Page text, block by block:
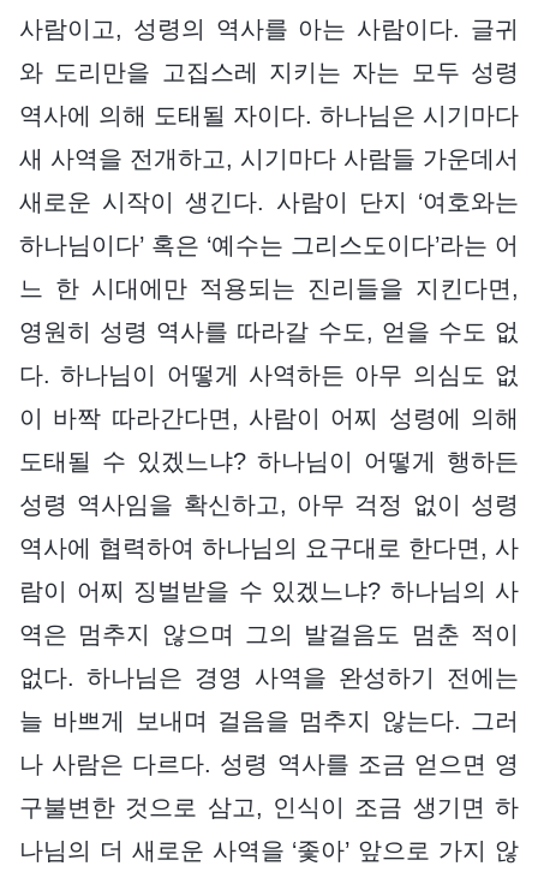
사람이고, 성령의 역사를 아는 사람이다. 글귀
와 도리만을 고집스레 지키는 자는 모두 성령
역사에 의해 도태될 자이다. 하나님은 시기마다
새 사역을 전개하고, 시기마다 사람들 가운데서
새로운 시작이 생긴다. 사람이 단지 ‘여호와는
하나님이다’ 혹은 ‘예수는 그리스도이다’라는 어
느 한 시대에만 적용되는 진리들을 지킨다면,
영원히 성령 역사를 따라갈 수도, 얻을 수도 없
다. 하나님이 어떻게 사역하든 아무 의심도 없
이 바짝 따라간다면, 사람이 어찌 성령에 의해
도태될 수 있겠느냐? 하나님이 어떻게 행하든
성령 역사임을 확신하고, 아무 걱정 없이 성령
역사에 협력하여 하나님의 요구대로 한다면, 사
람이 어찌 징벌받을 수 있겠느냐? 하나님의 사
역은 멈추지 않으며 그의 발걸음도 멈춘 적이
없다. 하나님은 경영 사역을 완성하기 전에는
늘 바쁘게 보내며 걸음을 멈추지 않는다. 그러
나 사람은 다르다. 성령 역사를 조금 얻으면 영
구불변한 것으로 삼고, 인식이 조금 생기면 하
나님의 더 새로운 사역을 ‘좇아’ 앞으로 가지 않